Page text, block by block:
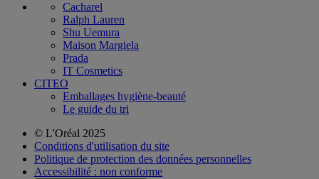
Cacharel
Ralph Lauren
Shu Uemura
Maison Margiela
Prada
IT Cosmetics
CITEO
Emballages hygiène-beauté
Le guide du tri
© L'Oréal 2025
Conditions d'utilisation du site
Politique de protection des données personnelles
Accessibilité : non conforme